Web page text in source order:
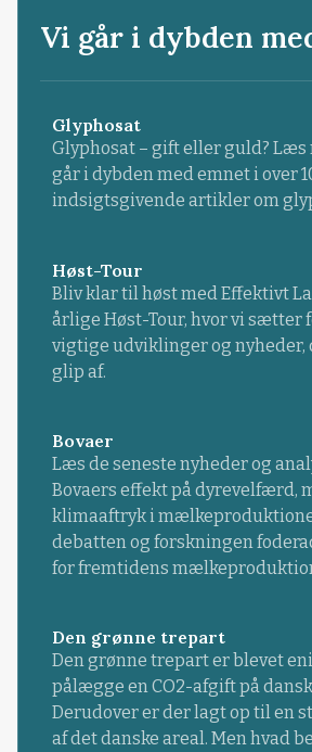
Vi går i dybden
Glyphosat
Glyphosat – gift eller guld? Læs
går i dybden med emnet i over
indsigtsgivende artikler om
Høst-Tour
Bliv klar til høst med Effektivt
årlige Høst-Tour, hvor vi sætter
vigtige udviklinger og nyheder,
glip af.
Bovaer
Læs de seneste nyheder og
Bovaers effekt på dyrevelfærd,
klimaaftryk i
debatten og forskningen
for fremtidens
Den grønne trepart
Den grønne trepart er blevet
pålægge en CO2-afgift på
Derudover er der lagt op til en
af det danske areal. Men hvad